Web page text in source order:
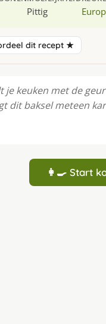
Pittig
dit recept ★
je keuken met de
dit baksel meteen
👩‍🍳 Start